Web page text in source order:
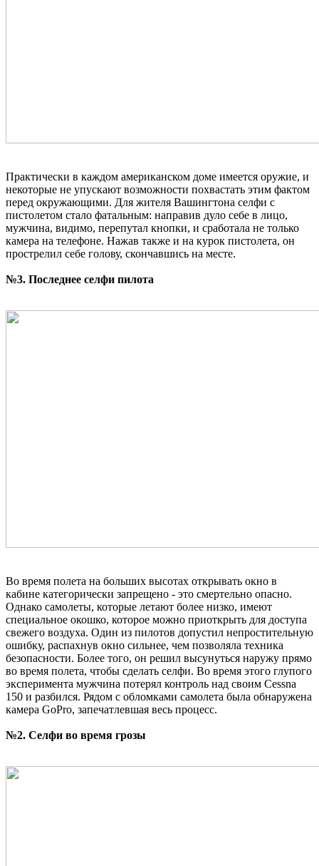
Практически в каждом американском доме имеется оружие, и
некоторые не упускают возможности похвастать этим фактом
перед окружающими. Для жителя Вашингтона селфи с
пистолетом стало фатальным: направив дуло себе в лицо,
мужчина, видимо, перепутал кнопки, и сработала не только
камера на телефоне. Нажав также и на курок пистолета, он
прострелил себе голову, скончавшись на месте.
№3. Последнее селфи пилота
Во время полета на больших высотах открывать окно в
кабине категорически запрещено - это смертельно опасно.
Однако самолеты, которые летают более низко, имеют
специальное окошко, которое можно приоткрыть для доступа
свежего воздуха. Один из пилотов допустил непростительную
ошибку, распахнув окно сильнее, чем позволяла техника
безопасности. Более того, он решил высунуться наружу прямо
во время полета, чтобы сделать селфи. Во время этого глупого
эксперимента мужчина потерял контроль над своим Cessna
150 и разбился. Рядом с обломками самолета была обнаружена
камера GoPro, запечатлевшая весь процесс.
№2. Селфи во время грозы